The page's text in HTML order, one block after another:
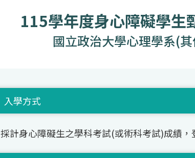
115學年度身心障礙學生
國立政治大學心理學系(
入學方式
採計身心障礙生之學科考試(或術科考試)成績，